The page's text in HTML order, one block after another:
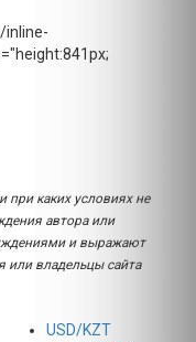
при каких условиях не
автора или
и выражают
или владельцы сайта
USD/KZT